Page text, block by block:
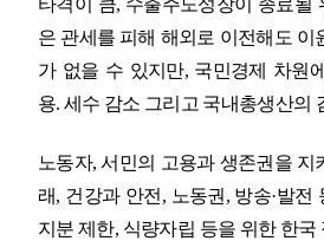
타격이 큼, 수출주도성장이 종료될
은 관세를 피해 해외로 이전해도 이
가 없을 수 있지만, 국민경제 차원
용.세수 감소 그리고 국내총생산의
노동자,서민의 고용과 생존권을 지
래, 건강과 안전 , 노동권 , 방송·발전
지분 제한, 식량자립 등을 위한 한